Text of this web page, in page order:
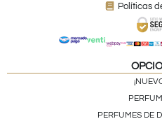
Políticas
PERFUMES DE